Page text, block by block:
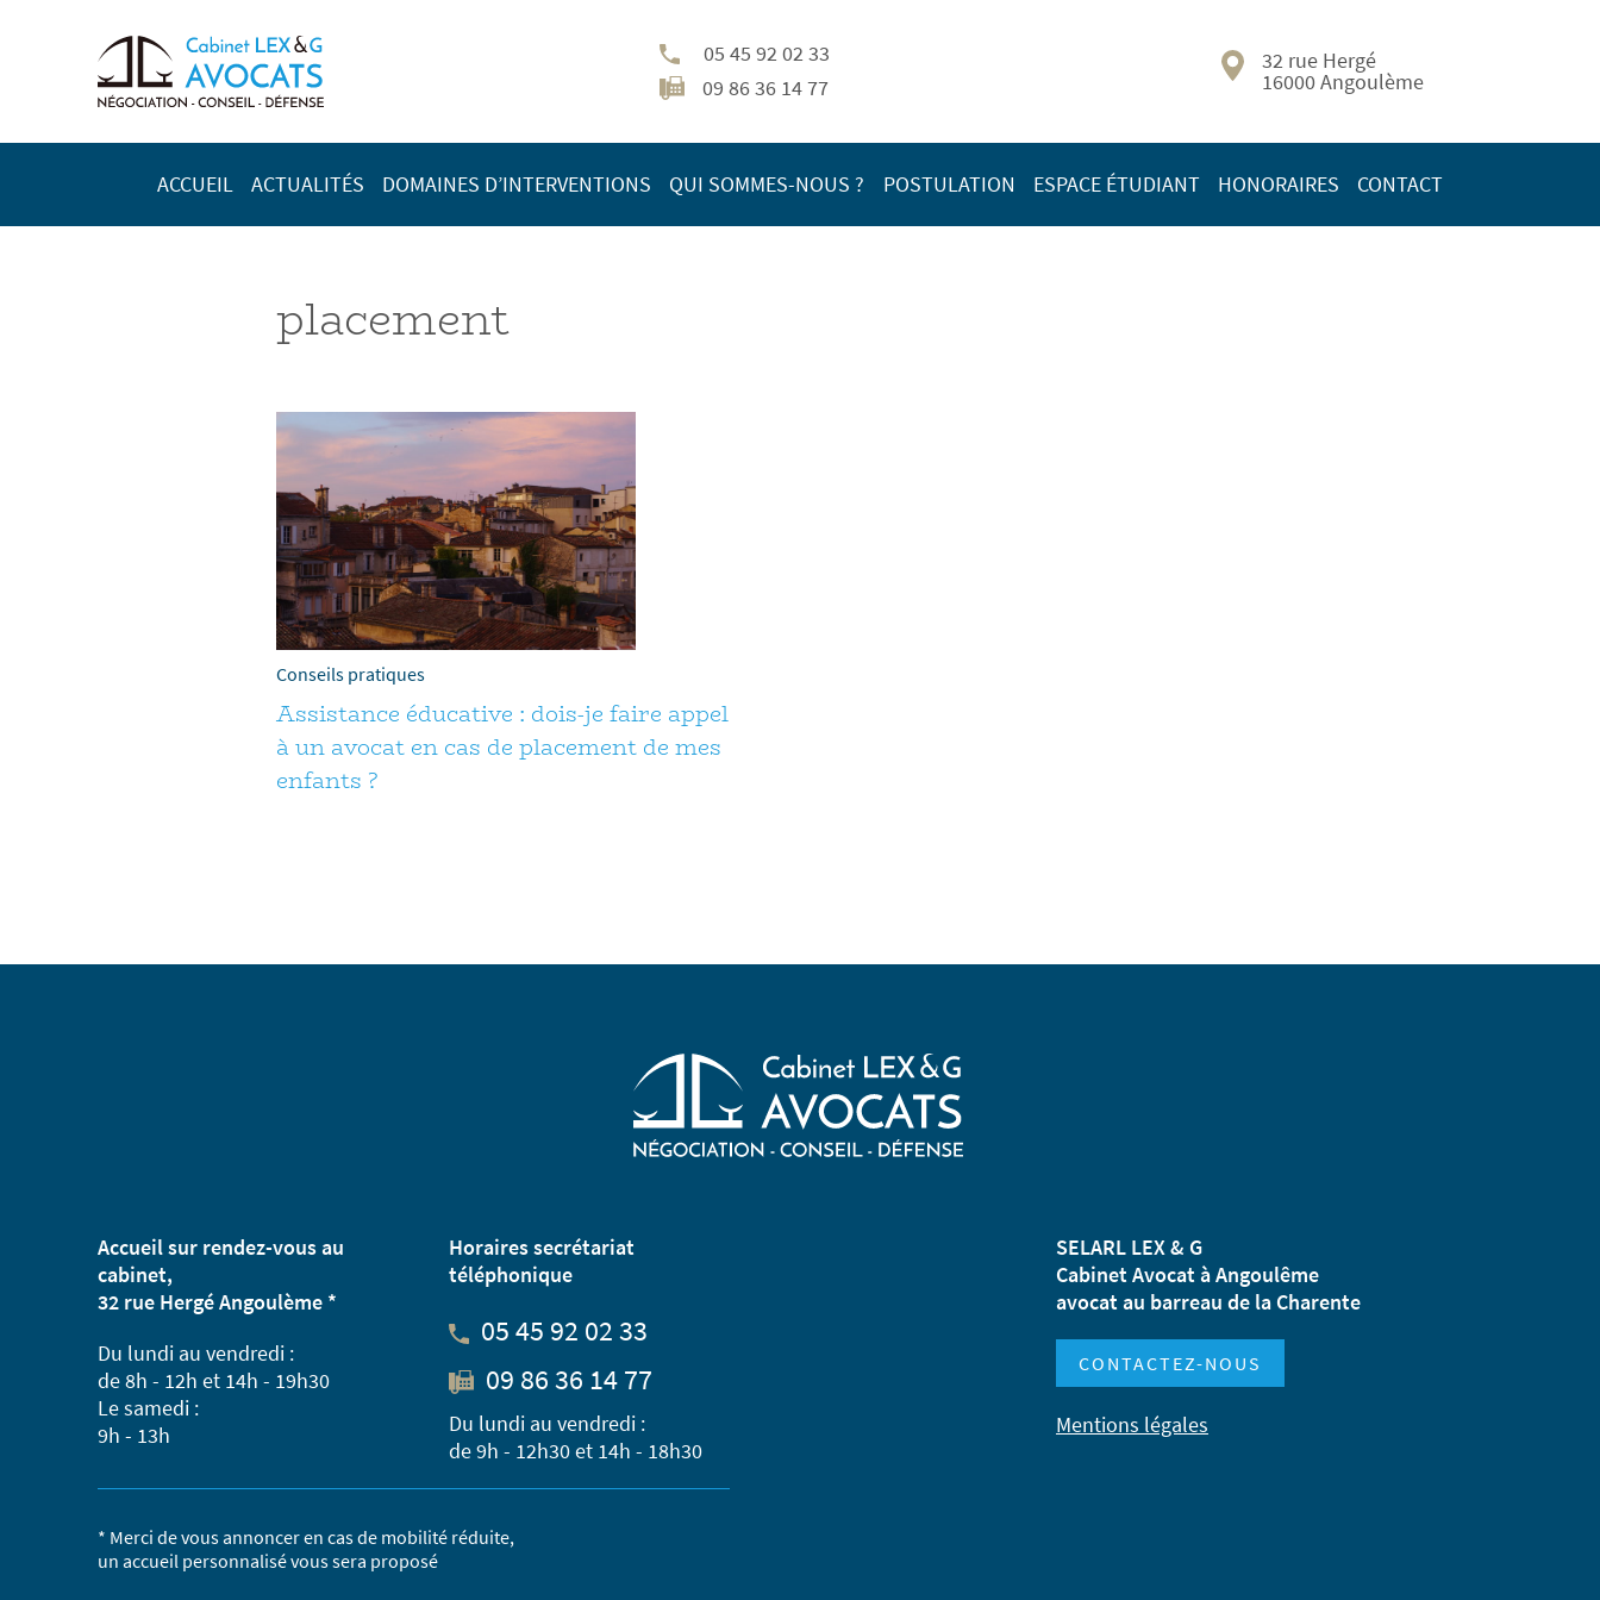
05 45 92 02 33
09 86 36 14 77
32 rue Hergé
16000 Angoulème
ACCUEIL ACTUALITÉS DOMAINES D’INTERVENTIONS QUI SOMMES-NOUS ? POSTULATION ESPACE ÉTUDIANT HONORAIRES CONTACT
placement
Conseils pratiques
Assistance éducative : dois-je faire appel
à un avocat en cas de placement de mes
enfants ?
Accueil sur rendez-vous au
cabinet,
32 rue Hergé Angoulème *
Du lundi au vendredi :
de 8h - 12h et 14h - 19h30
Le samedi :
9h - 13h
Horaires secrétariat
téléphonique
05 45 92 02 33
09 86 36 14 77
Du lundi au vendredi :
de 9h - 12h30 et 14h - 18h30
SELARL LEX & G
Cabinet Avocat à Angoulême
avocat au barreau de la Charente
CONTACTEZ-NOUS
Mentions légales
* Merci de vous annoncer en cas de mobilité réduite,
un accueil personnalisé vous sera proposé